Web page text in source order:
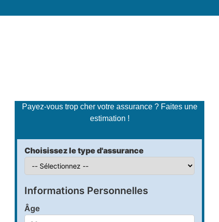
Payez-vous trop cher votre assurance ? Faites une
estimation !
Choisissez le type d'assurance
Informations Personnelles
Âge